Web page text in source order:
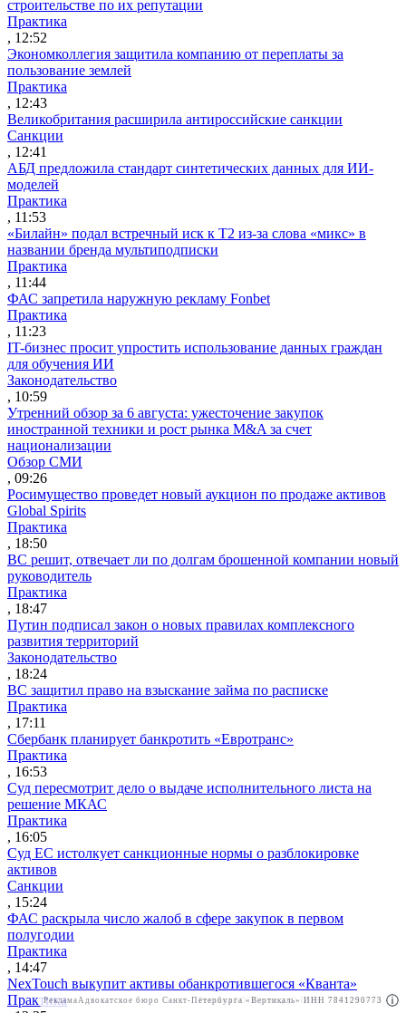
Реклама АО"Право.ру" ИНН: 7708095468
строительстве по их репутации
Практика
, 12:52
Экономколлегия защитила компанию от переплаты за
пользование землей
Практика
, 12:43
Великобритания расширила антироссийские санкции
Санкции
, 12:41
АБД предложила стандарт синтетических данных для ИИ-
моделей
Практика
, 11:53
«Билайн» подал встречный иск к Т2 из-за слова «микс» в
названии бренда мультиподписки
Практика
, 11:44
ФАС запретила наружную рекламу Fonbet
Практика
, 11:23
IT-бизнес просит упростить использование данных граждан
для обучения ИИ
Законодательство
, 10:59
Утренний обзор за 6 августа: ужесточение закупок
иностранной техники и рост рынка M&A за счет
национализации
Обзор СМИ
, 09:26
Росимущество проведет новый аукцион по продаже активов
Global Spirits
Практика
, 18:50
ВС решит, отвечает ли по долгам брошенной компании новый
руководитель
Практика
, 18:47
Путин подписал закон о новых правилах комплексного
развития территорий
Законодательство
, 18:24
ВС защитил право на взыскание займа по расписке
Практика
, 17:11
Сбербанк планирует банкротить «Евротранс»
Практика
, 16:53
Суд пересмотрит дело о выдаче исполнительного листа на
решение МКАС
Практика
, 16:05
Суд ЕС истолкует санкционные нормы о разблокировке
активов
Санкции
, 15:24
ФАС раскрыла число жалоб в сфере закупок в первом
полугодии
Практика
, 14:47
NexTouch выкупит активы обанкротившегося «Кванта»
Практика
Реклама Адвокатское бюро Санкт-Петербурга «Вертикаль» ИНН 7841290773